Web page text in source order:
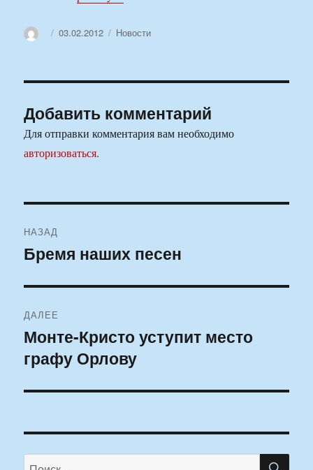
АвторОпубликовано
03.02.2012 Рубрики
Новости
Добавить комментарий
Для отправки комментария вам необходимо
авторизоваться.
по
НАЗАД
Предыдущая
Бремя наших песен
ДАЛЕЕ
Следующая
запись:
Монте-Кристо уступит место
графу Орлову
Искать: